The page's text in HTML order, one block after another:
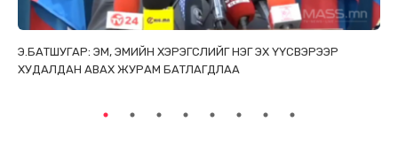
Э.БАТШУГАР: ЭМ, ЭМИЙН ХЭРЭГСЛИЙГ НЭГ ЭХ ҮҮСВЭРЭЭР
ХУДАЛДАН АВАХ ЖУРАМ БАТЛАГДЛАА